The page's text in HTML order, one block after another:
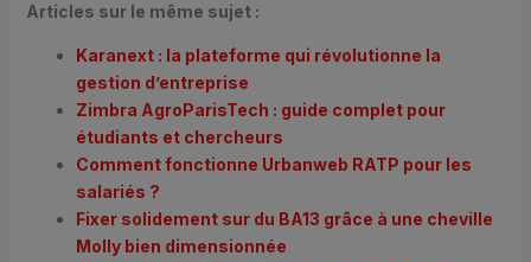
Articles sur le même sujet :
Karanext : la plateforme qui révolutionne la
gestion d’entreprise
Zimbra AgroParisTech : guide complet pour
étudiants et chercheurs
Comment fonctionne Urbanweb RATP pour les
salariés ?
Fixer solidement sur du BA13 grâce à une cheville
Molly bien dimensionnée